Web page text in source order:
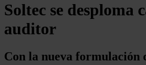
Soltec se desploma
auditor
Con la nueva formulación